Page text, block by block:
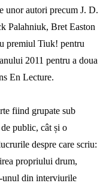
unor autori precum J. D.
Palahniuk, Bret Easton
premiul Tiuk! pentru
2011 pentru a doua
En Lecture.
fiind grupate sub
public, cât și o
despre care scriu:
propriului drum,
unul din interviurile